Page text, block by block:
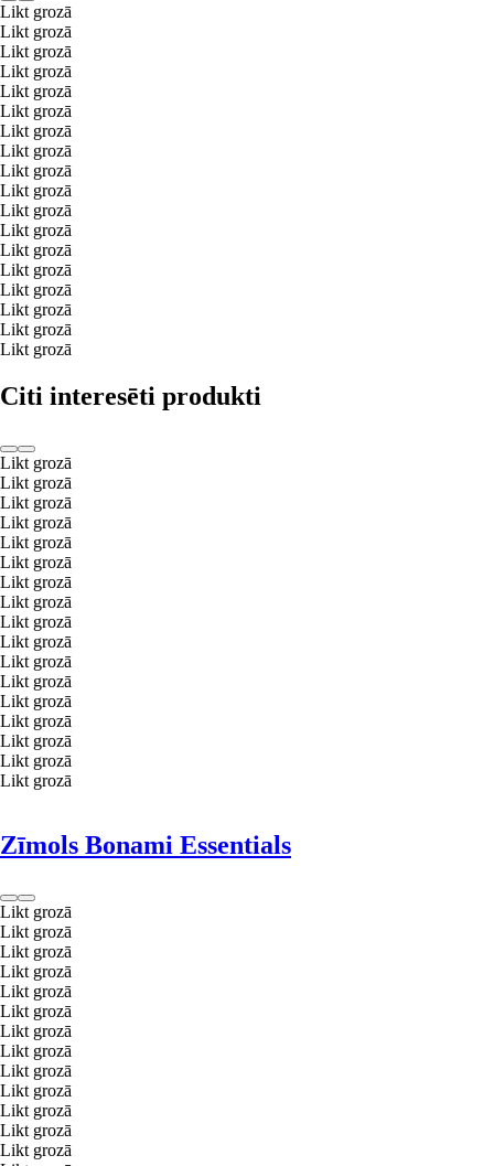
Likt grozā
Likt grozā
Likt grozā
Likt grozā
Likt grozā
Likt grozā
Likt grozā
Likt grozā
Likt grozā
Likt grozā
Likt grozā
Likt grozā
Likt grozā
Likt grozā
Likt grozā
Likt grozā
Likt grozā
Likt grozā
Citi interesēti produkti
Likt grozā
Likt grozā
Likt grozā
Likt grozā
Likt grozā
Likt grozā
Likt grozā
Likt grozā
Likt grozā
Likt grozā
Likt grozā
Likt grozā
Likt grozā
Likt grozā
Likt grozā
Likt grozā
Likt grozā
Zīmols Bonami Essentials
Likt grozā
Likt grozā
Likt grozā
Likt grozā
Likt grozā
Likt grozā
Likt grozā
Likt grozā
Likt grozā
Likt grozā
Likt grozā
Likt grozā
Likt grozā